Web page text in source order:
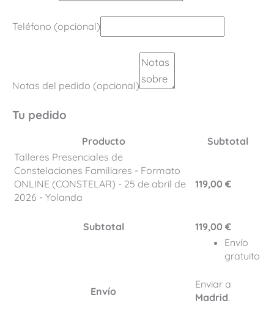
Teléfono (opcional)
Notas del pedido (opcional)
Tu pedido
Producto
Subtotal
Talleres Presenciales de
Constelaciones Familiares - Formato
ONLINE (CONSTELAR) - 25 de abril de
2026 - Yolanda
119,00 €
Subtotal 119,00 €
Envío
Envío
gratuito
Enviar a
Madrid.